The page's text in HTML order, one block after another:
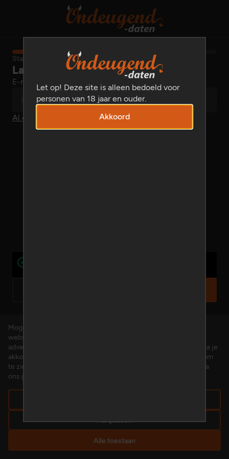
Stap 1 van 11
Laten we beginnen
E-mailadres
Al een account? Log dan hier in.
Mogen we cookies plaatsen? We gebruiken cookies om de
website te verbeteren en om gepersonaliseerde inhoud en
advertenties aan te bieden. Door op 'Alle toestaan' te klikken, ga je
akkoord met het gebruik van alle cookies. Klik op 'Aanpassen' om
te zien welke cookies wij plaatsen. Je kunt op ieder moment via
ons cookiebeleid
Aanpassen
Alle toestaan
Let op! Deze site is alleen bedoeld voor
personen van 18 jaar en ouder.
Akkoord